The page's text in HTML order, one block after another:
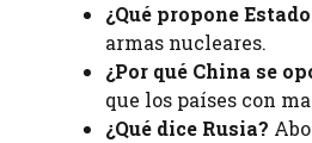
¿Qué propone
armas nucleares.
¿Por qué China se
que los países con
¿Qué dice Rusia?